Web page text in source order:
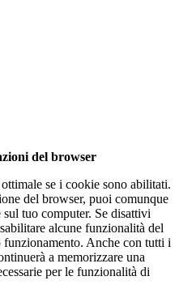
del browser
se i cookie sono abilitati.
del browser, puoi comunque
tuo computer. Se disattivi
alcune funzionalità del
Anche con tutti i
a memorizzare una
per le funzionalità di